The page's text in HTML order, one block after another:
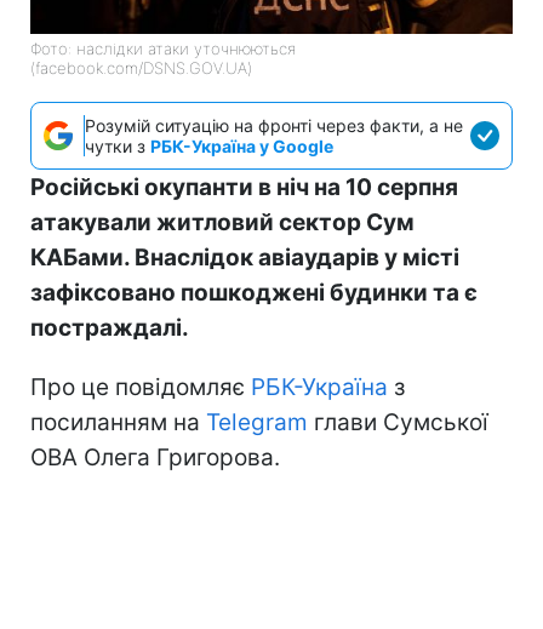
Фото: наслідки атаки уточнюються
(facebook.com/DSNS.GOV.UA)
Розумій ситуацію на фронті через факти, а не
чутки з РБК-Україна у Google
Російські окупанти в ніч на 10 серпня
атакували житловий сектор Сум
КАБами. Внаслідок авіаударів у місті
зафіксовано пошкоджені будинки та є
постраждалі.
Про це повідомляє РБК-Україна з
посиланням на Telegram глави Сумської
ОВА Олега Григорова.